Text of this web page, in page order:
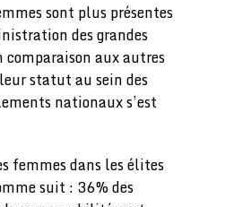
sont plus présentes
des grandes
aux autres
statut au sein des
nationaux s’est
femmes dans les élites
suit : 36% des